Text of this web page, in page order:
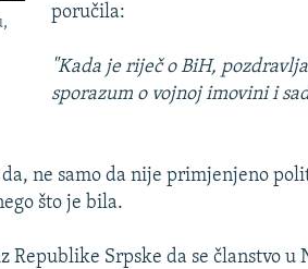
poručila:
"Kada je riječ o BiH,
sporazum o vojnoj imovini i
ne samo da nije primjenjeno
što je bila.
Republike Srpske da se članstvo u